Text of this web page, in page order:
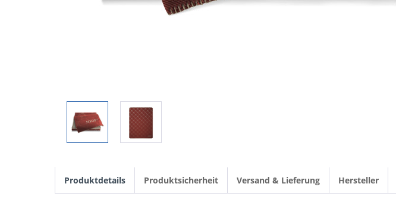
Produktdetails Produktsicherheit Versand & Lieferung Hersteller